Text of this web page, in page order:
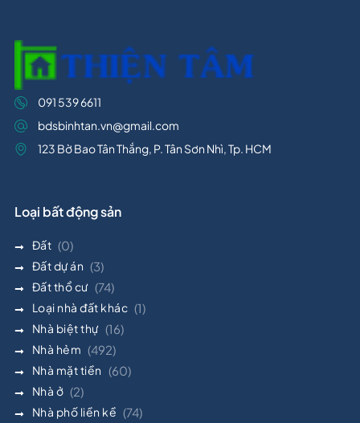
091 539 6611
bdsbinhtan.vn@gmail.com
123 Bờ Bao Tân Thắng, P. Tân Sơn Nhì, Tp. HCM
Loại bất động sản
Đất (0)
Đất dự án (3)
Đất thổ cư (74)
Loại nhà đất khác (1)
Nhà biệt thự (16)
Nhà hẻm (492)
Nhà mặt tiền (60)
Nhà ở (2)
Nhà phố liền kề (74)